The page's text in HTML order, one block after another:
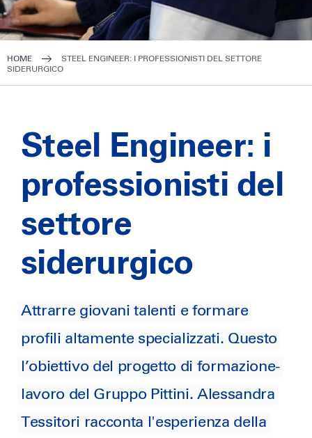
HOME
STEEL ENGINEER: I PROFESSIONISTI DEL SETTORE
SIDERURGICO
Steel Engineer: i
professionisti del
settore
siderurgico
Attrarre giovani talenti e formare
profili altamente specializzati. Questo
l’obiettivo del progetto di formazione-
lavoro del Gruppo Pittini. Alessandra
Tessitori racconta l'esperienza della